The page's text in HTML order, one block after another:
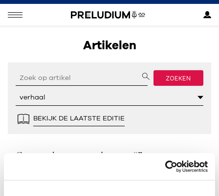
Artikelen
ZOEKEN
BEKIJK DE LAATSTE EDITIE
Geen resultaten gevonden voor “”.